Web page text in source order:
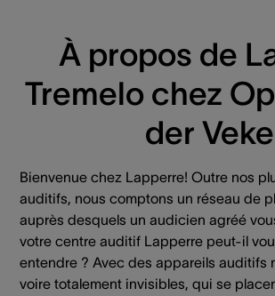
À propos de
Tremelo chez
der
Bienvenue chez Lapperre! Outre nos
auditifs, nous comptons un réseau de
auprès desquels un audicien agréé
votre centre auditif Lapperre peut-il
entendre ? Avec des appareils auditifs
voire totalement invisibles, qui se